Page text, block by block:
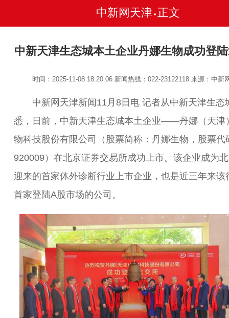
中新网天津 • 正文
中新天津生态城本土企业丹娜生物成功登
时间：2025-11-08 18:20:06 新闻热线：022-23122118来源：中新
中新网天津新闻11月8日电 记者从中新天津生态
悉，日前，中新天津生态城本土企业——丹娜（天津
物科技股份有限公司（股票简称：丹娜生物，股票代
920009）在北京证券交易所成功上市。该企业成为
迎来的首家体外诊断行业上市企业，也是近三年来该
首家登陆A股市场的公司。